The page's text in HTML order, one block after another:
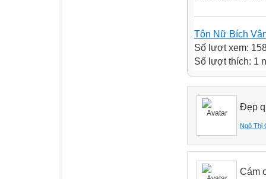
Tôn Nữ Bích
Số lượt xem:
Số lượt thích: 1
Đẹp
Ngô Thị
Cám